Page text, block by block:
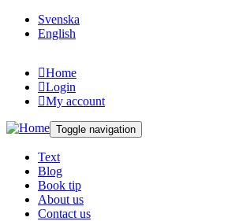
Skip to main content
Svenska
English
Home
Login
My account
Toggle navigation
Text
Blog
Book tip
About us
Contact us